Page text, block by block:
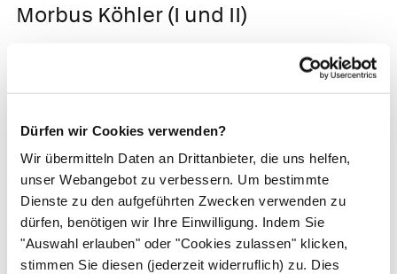
Dürfen wir Cookies verwenden?
Wir übermitteln Daten an Drittanbieter, die uns helfen,
unser Webangebot zu verbessern. Um bestimmte
Dienste zu den aufgeführten Zwecken verwenden zu
dürfen, benötigen wir Ihre Einwilligung. Indem Sie
"Auswahl erlauben" oder "Cookies zulassen" klicken,
stimmen Sie diesen (jederzeit widerruflich) zu. Dies
Morbus Köhler (I und II)
Aseptischen Knochennekrosen, bei denen
Umbauvorgängen am wachsenden Knochen
führen. Bei Morbus Köhler I ist das Kahnbein
betroffen, das am Fußrist zwischen Rück- und
Mittelfuß liegt, bei Morbus Köhler II das
Köpfchen des zweiten Mittelfußknochens. Die
Behandlung besteht in Schonung, Einlagen,